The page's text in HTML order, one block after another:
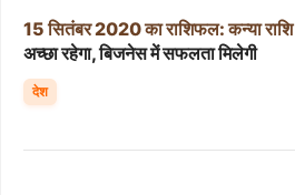
15 सितंबर2020काराशिफल: कन्याराशि
अच्छा रहेगा, बिजनेस में सफलता मिलेगी
देश